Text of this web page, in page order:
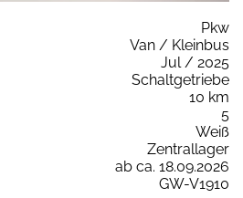
Pkw
Van / Kleinbus
Jul / 2025
Schaltgetriebe
10 km
5
Weiß
Zentrallager
ab ca. 18.09.2026
GW-V1910